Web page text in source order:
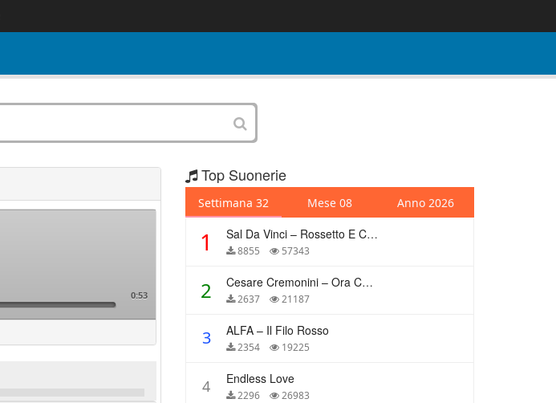
0:53
Top Suonerie
Settimana 32 Mese 08 Anno 2026
1 Sal Da Vinci – Rossetto E Caffè
8855 57343
2 Cesare Cremonini – Ora Che Non Ho Più Te
2637 21187
3 ALFA – Il Filo Rosso
2354 19225
4 Endless Love
2296 26983